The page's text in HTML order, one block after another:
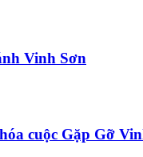
Vinh Sơn
cuộc Gặp Gỡ